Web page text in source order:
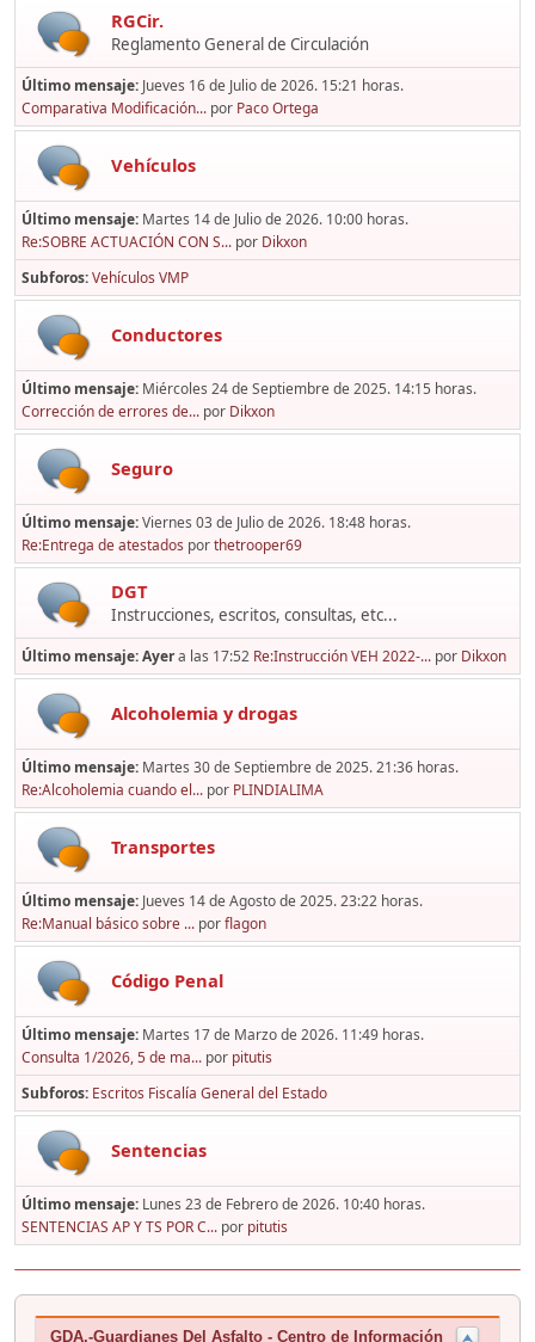
RGCir.
Reglamento General de Circulación
Último mensaje: Jueves 16 de Julio de 2026. 15:21 horas.
Comparativa Modificación... por Paco Ortega
Vehículos
Último mensaje: Martes 14 de Julio de 2026. 10:00 horas.
Re:SOBRE ACTUACIÓN CON S... por Dikxon
Subforos Vehículos VMP
Conductores
Último mensaje: Miércoles 24 de Septiembre de 2025. 14:15 horas.
Corrección de errores de... por Dikxon
Seguro
Último mensaje:Viernes 03 de Julio de 2026. 18:48 horas.
Re:Entrega de atestados porthetrooper69
DGT
Instrucciones, escritos, consultas, etc...
Último mensaje:Ayera las 17:52 Re:Instrucción VEH 2022-... por Dikxon
Alcoholemia y drogas
Último mensaje: Martes 30 de Septiembre de 2025. 21:36 horas.
Re:Alcoholemia cuando el... por PLINDIALIMA
Transportes
Último mensaje: Jueves 14 de Agosto de 2025. 23:22 horas.
Re:Manual básico sobre ... porflagon
Código Penal
Último mensaje: Martes 17 de Marzo de 2026. 11:49 horas.
Consulta 1/2026, 5 de ma... por pitutis
Subforos Escritos Fiscalía General del Estado
Sentencias
Último mensaje: Lunes 23 de Febrero de 2026. 10:40 horas.
SENTENCIAS AP Y TS POR C... por pitutis
GDA.-Guardianes Del Asfalto - Centro de Información